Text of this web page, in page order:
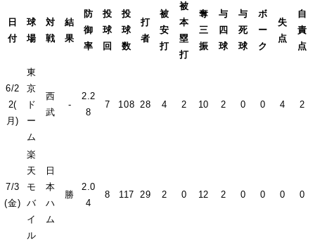
日
付
球
場
対
戦
結
果
防
御
率
投
球
回
投
球
数
打
者
被
安
打
被
本
塁
打
奪
三
振
与
四
球
与
死
球
ボ
ー
ク
失
点
自
責
点
6/2
2(
月)
東
京
ド
ー
ム
西
武
-
2.2
8
7 108 28 4 2 10 2 0 0 4 2
7/3
(金)
楽
天
モ
バ
イ
ル
日
本
ハ
ム
勝
2.0
4
8 117 29 2 0 12 2 0 0 0 0